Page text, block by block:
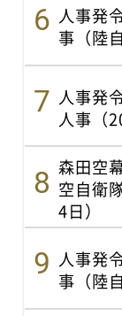
人事発
事（陸
人事発
人事（
森田空
空自衛
4日）
人事発
事（陸